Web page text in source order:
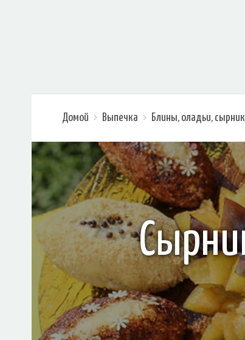
Домой Выпечка Блины, оладьи,